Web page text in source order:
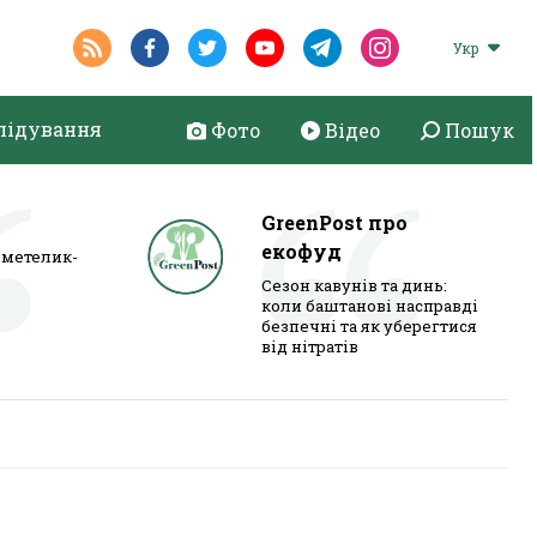
Укр
Фото Відео Пошук
GreenPost про
екофуд
Сезон кавунів та динь:
коли баштанові насправді
безпечні та як уберегтися
від нітратів